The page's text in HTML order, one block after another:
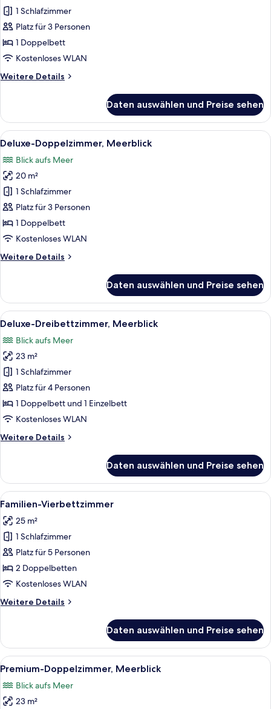
Doppelzimmer
anzeigen
1 Schlafzimmer
Platz für 3 Personen
1 Doppelbett
Kostenloses WLAN
Weitere Details
Weitere
Doppelzimmer
Daten auswählen und Preise sehen
Alle
Fotos
für
Deluxe-
Doppelzimmer,
Meerblick
anzeigen
Ein modernes Hotelzimmer mit
5
Deluxe-Doppelzimmer, Meerblick
Blick aufs Meer
20 m²
1 Schlafzimmer
Platz für 3 Personen
1 Doppelbett
Kostenloses WLAN
Weitere Details
Weitere
Doppelzimmer,
Meerblick
Daten auswählen und Preise sehen
Alle
Fotos
für
Deluxe-
Dreibettzimmer,
Meerblick
anzeigen
Ein Hotelzimmer mit zwei Betten,
5
Deluxe-Dreibettzimmer, Meerblick
Blick aufs Meer
23 m²
1 Schlafzimmer
Platz für 4 Personen
1 Doppelbett und 1 Einzelbett
Kostenloses WLAN
Weitere Details
Weitere
Dreibettzimmer,
Meerblick
Daten auswählen und Preise sehen
Alle
Fotos
für
Familien-
Vierbettzimmer
anzeigen
Ein Hotelzimmer mit zwei Betten,
5
Familien-Vierbettzimmer
25 m²
1 Schlafzimmer
Platz für 5 Personen
2 Doppelbetten
Kostenloses WLAN
Weitere Details
Weitere
Vierbettzimmer
Daten auswählen und Preise sehen
Alle
Fotos
für
Premium-
Ein Hotelzimmer mit einem großen
5
Premium-Doppelzimmer, Meerblick
Blick aufs Meer
23 m²